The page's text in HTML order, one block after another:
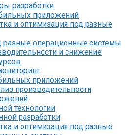
разработки
приложений
и оптимизация под разные
разные операционные системы
и снижение
приложений
производительности
технологии
разработки
и оптимизация под разные